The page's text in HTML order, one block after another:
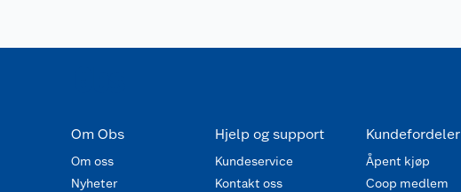
Om Obs
Om oss
Nyheter
Hjelp og support
Kundeservice
Kontakt oss
Kundefordeler
Åpent kjøp
Coop medlem